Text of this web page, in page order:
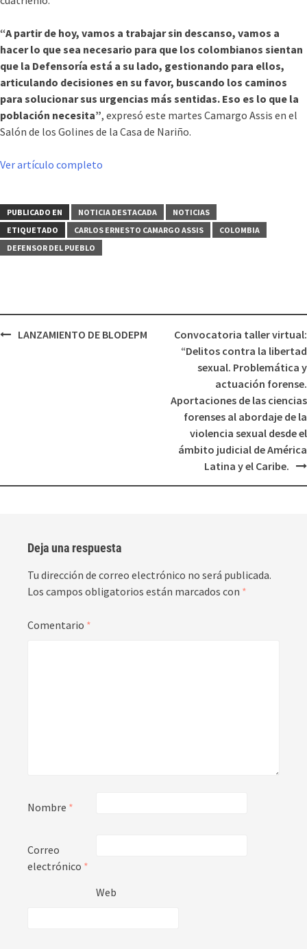
“A partir de hoy, vamos a trabajar sin descanso, vamos a
hacer lo que sea necesario para que los colombianos sientan
que la Defensoría está a su lado, gestionando para ellos,
articulando decisiones en su favor, buscando los caminos
para solucionar sus urgencias más sentidas. Eso es lo que la
población necesita”, expresó este martes Camargo Assis en el
Salón de los Golines de la Casa de Nariño.
Ver artículo completo
PUBLICADO EN NOTICIA DESTACADA
NOTICIAS
ETIQUETADO
CARLOS ERNESTO CAMARGO ASSIS
COLOMBIA
DEFENSOR DEL PUEBLO
LANZAMIENTO DE BLODEPM
Convocatoria taller virtual:
“Delitos contra la libertad
sexual. Problemática y
actuación forense.
Aportaciones de las ciencias
forenses al abordaje de la
violencia sexual desde el
ámbito judicial de América
Latina y el Caribe.
Deja una respuesta
Tu dirección de correo electrónico no será publicada.
Los campos obligatorios están marcados con *
Comentario *
Nombre *
Correo
electrónico *
Web